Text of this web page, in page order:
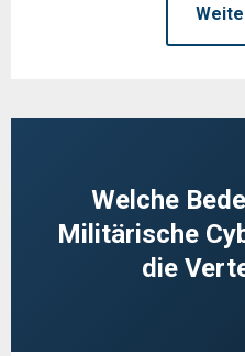
Welche
Militärische
die